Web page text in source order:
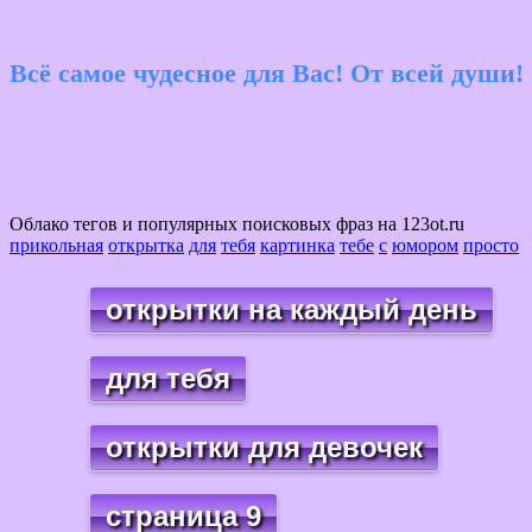
Всё самое чудесное для Вас! От всей души!
Облако тегов и популярных поисковых фраз на 123ot.ru
прикольная открытка для тебя картинка тебе с юмором просто
открытки на каждый день
для тебя
открытки для девочек
страница 9